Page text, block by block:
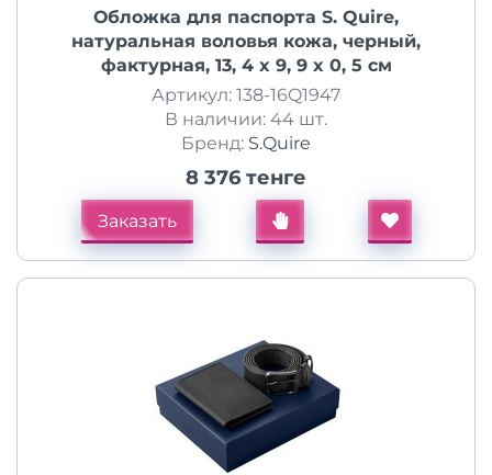
Обложка для паспорта S. Quire,
натуральная воловья кожа, черный,
фактурная, 13, 4 x 9, 9 x 0, 5 см
Артикул: 138-16Q1947
В наличии: 44 шт.
Бренд: S.Quire
8 376 тенге
Заказать